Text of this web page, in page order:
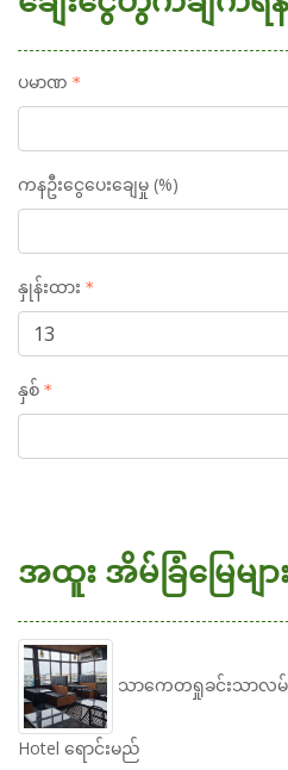
ပမာဏ
ကနဦးငွေပေးချေမှု (%)
နှုန်းထား
နှစ်
အထူး အိမ်ခြံမြေမျာ
သာကေတရှုခင်းသာလ
Hotel ရောင်းမည်